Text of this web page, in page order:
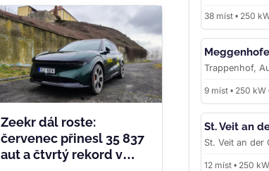
Zeekr dál roste:
červenec přinesl 35 837
aut a čtvrtý rekord v
38 míst • 250
Trappenhof,
9 míst • 250 kW
St. Veit an
St. Veit an der
12 míst • 250